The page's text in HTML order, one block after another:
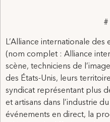
#
L’Alliance internationale des
(nom complet : Alliance
scène, techniciens de
des États-Unis, leurs
syndicat représentant plus
et artisans dans l’industrie
événements en direct, la